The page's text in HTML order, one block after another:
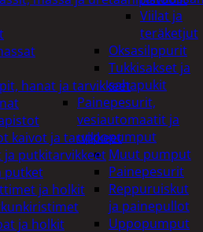
Viilat ja
teräketjut
Oksasilppurit
Tukkisakset ja
sahapukit
Painepesurit,
vesiautomaatit ja
uppopumput
Muut pumput
Painepesurit
Reppuruiskut
ja painepullot
Uppopumput
hanat ja tarvikkeet
kaivot ja tarvikkeet
ja putkitarvikkeet
putket
ja holkit
ja holkit